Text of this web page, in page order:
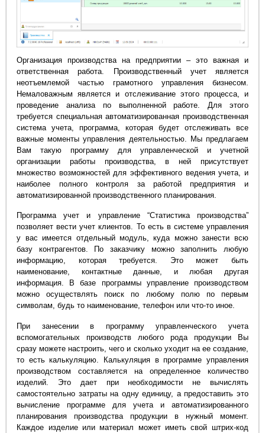
Организация производства на предприятии – это важная и
ответственная работа. Производственный учет является
неотъемлемой частью грамотного управления бизнесом.
Немаловажным является и отслеживание этого процесса, и
проведение анализа по выполненной работе. Для этого
требуется специальная автоматизированная производственная
система учета, программа, которая будет отслеживать все
важные моменты управления деятельностью. Мы предлагаем
Вам такую программу для управленческой и учетной
организации работы производства, в ней присутствует
множество возможностей для эффективного ведения учета, и
наиболее полного контроля за работой предприятия и
автоматизированной производственного планирования.
Программа учет и управление “Статистика производства”
позволяет вести учет клиентов. То есть в системе управления
у вас имеется отдельный модуль, куда можно занести всю
базу контрагентов. По заказчику можно заполнить любую
информацию, которая требуется. Это может быть
наименование, контактные данные, и любая другая
информация. В базе программы управление производством
можно осуществлять поиск по любому полю по первым
символам, будь то наименование, телефон или что-то иное.
При занесении в программу управленческого учета
вспомогательных производств любого рода продукции Вы
сразу можете настроить, чего и сколько уходит на ее создание,
то есть калькуляцию. Калькуляция в программе управления
производством составляется на определенное количество
изделий. Это дает при необходимости не вычислять
самостоятельно затраты на одну единицу, а предоставить это
вычисление программе для учета и автоматизированного
планирования производства продукции в нужный момент.
Каждое изделие или материал может иметь свой штрих-код